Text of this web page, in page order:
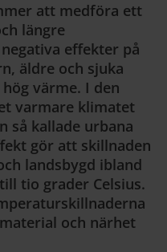
att medföra ett
längre
effekter på
äldre och sjuka
värme. I den
varmare klimatet
så kallade urbana
gör att skillnaden
landsbygd ibland
tio grader Celsius.
och närhet